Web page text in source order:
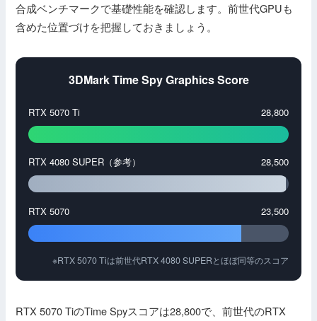
合成ベンチマークで基礎性能を確認します。前世代GPUも
含めた位置づけを把握しておきましょう。
3DMark Time Spy Graphics Score
RTX 5070 Ti 28,800
RTX 4080 SUPER（参考） 28,500
RTX 5070 23,500
※RTX 5070 Tiは前世代RTX 4080 SUPERとほぼ同等のスコア
RTX 5070 TiのTime Spyスコアは28,800で、前世代のRTX